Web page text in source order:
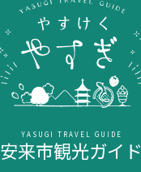
安来市観光ガイド
YASUGI TRAVEL GUIDE